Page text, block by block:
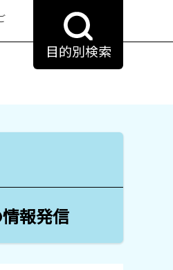
目的別検索
報発信